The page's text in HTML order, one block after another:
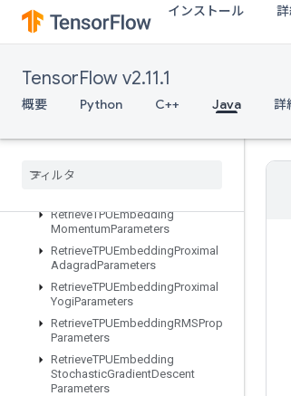
インストール
TensorFlow v2.11.1
概要 Python C++ Java 詳
RetrieveTPUEmbeddingADAMParameters
RetrieveTPUEmbeddingAdadeltaParameters
RetrieveTPUEmbeddingAdagradParameters
RetrieveTPUEmbeddingFrequency
Retrieve
RetrieveTPUEmbedding
MomentumParameters
RetrieveTPUEmbeddingProximal
AdagradParameters
RetrieveTPUEmbeddingProximal
YogiParameters
RetrieveTPUEmbeddingRMSProp
Parameters
RetrieveTPUEmbedding
StochasticGradientDescent
Parameters